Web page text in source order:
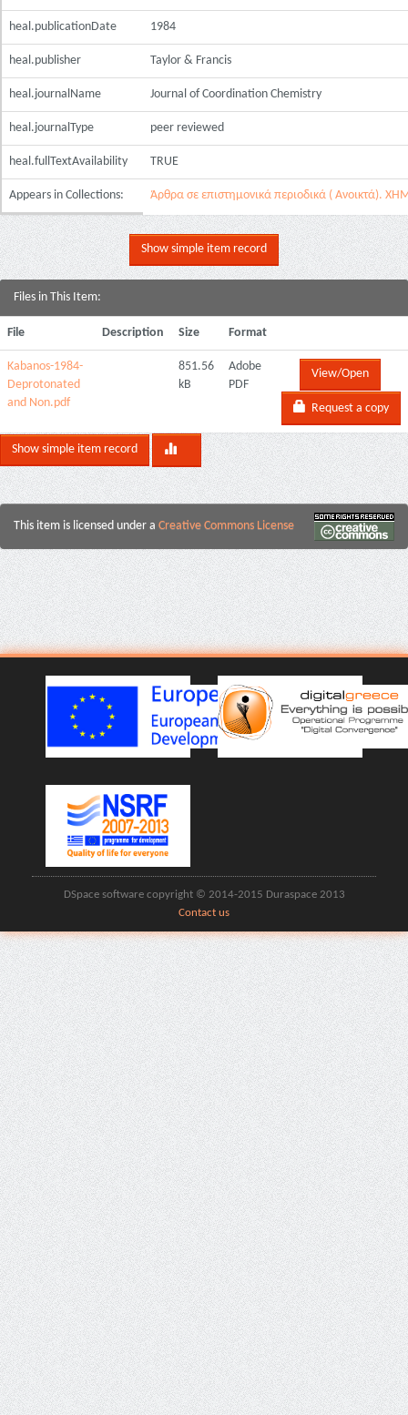
heal.publicationDate 1984
heal.publisher Taylor & Francis
heal.journalName Journal of Coordination Chemistry
heal.journalType peer reviewed
heal.fullTextAvailability TRUE
Appears in Collections: Άρθρα σε επιστημονικά περιοδικά ( Ανοικτά).
Show simple item record
Files in This Item:
File Description Size Format
Kabanos-1984-
Deprotonated
and Non.pdf
851.56
kB
Adobe
PDF
View/Open
Request a copy
Show simple item record
This item is licensed under a Creative Commons License
DSpace software copyright © 2014-2015 Duraspace 2013
Contact us